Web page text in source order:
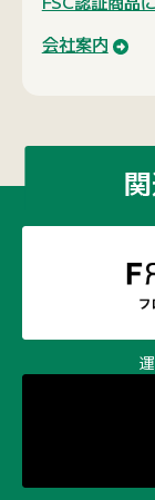
ディスプ
100